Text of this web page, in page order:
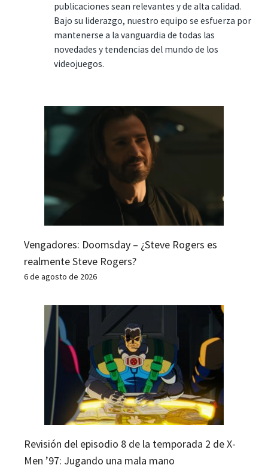
publicaciones sean relevantes y de alta calidad.
Bajo su liderazgo, nuestro equipo se esfuerza por
mantenerse a la vanguardia de todas las
novedades y tendencias del mundo de los
videojuegos.
Vengadores: Doomsday – ¿Steve Rogers es
realmente Steve Rogers?
6 de agosto de 2026
Revisión del episodio 8 de la temporada 2 de X-
Men ’97: Jugando una mala mano